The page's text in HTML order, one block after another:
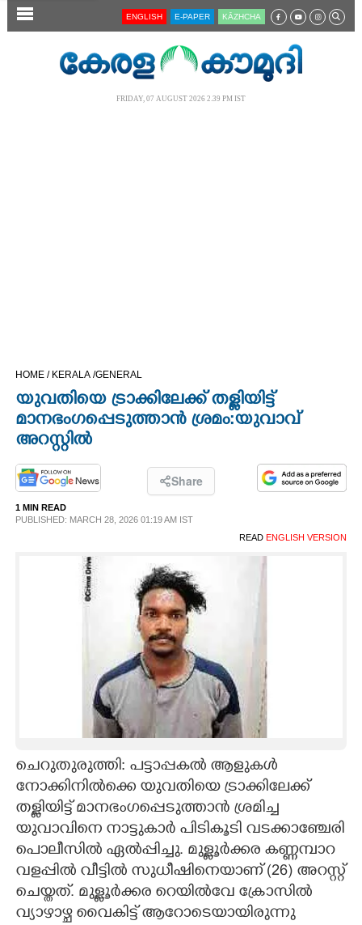
SECTIONS
CINEMA
OPINION
PHOTOS
LIFESTYLE
LITERATURE
ZOOM
CONTACT US
ENGLISH E-PAPER KĀZHCHA
FRIDAY, 07 AUGUST 2026 2.39 PM IST
HOME / KERALA /GENERAL
യുവതിയെ ട്രാക്കിലേക്ക് തള്ളിയിട്ട്
മാനഭംഗപ്പെടുത്താൻ ശ്രമം:യുവാവ്
അറസ്റ്റിൽ
Share
1 MIN READ
PUBLISHED: MARCH 28, 2026 01:19 AM IST
READ ENGLISH VERSION
ചെറുതുരുത്തി: പട്ടാപ്പകൽ ആളുകൾ
നോക്കിനിൽക്കെ യുവതിയെ ട്രാക്കിലേക്ക്
തള്ളിയിട്ട് മാനഭംഗപ്പെടുത്താൻ ശ്രമിച്ച
യുവാവിനെ നാട്ടുകാർ പിടികൂടി വടക്കാഞ്ചേരി
പൊലീസിൽ ഏൽപ്പിച്ചു. മുള്ളൂർക്കര കണ്ണമ്പാറ
വളപ്പിൽ വീട്ടിൽ സുധീഷിനെയാണ് (26) അറസ്റ്റ്
ചെയ്തത്. മുള്ളൂർക്കര റെയിൽവേ ക്രോസിൽ
വ്യാഴാഴ്ച വൈകിട്ട് ആറോടെയായിരുന്നു